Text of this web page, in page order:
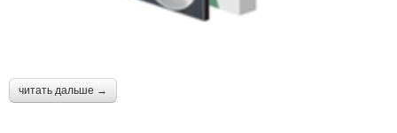
читать дальше →